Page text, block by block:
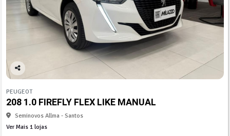
Co
arti
lhe
PEUGEOT
208 1.0 FIREFLY FLEX LIKE MANUAL
Seminovos Allma - Santos
Ver Mais 1 lojas